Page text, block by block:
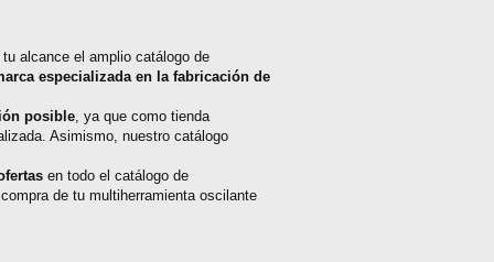
alcance el amplio catálogo de
especializada en la fabricación de
posible , ya que como tienda
Asimismo, nuestro catálogo
en todo el catálogo de
de tu multiherramienta oscilante